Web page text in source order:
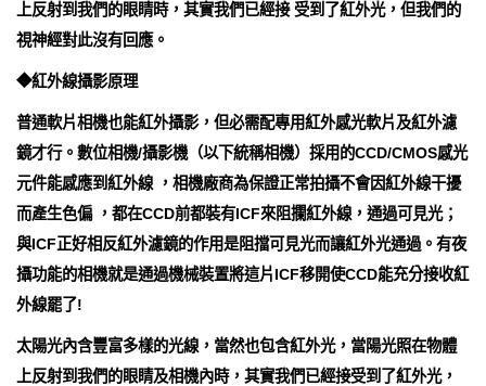
上反射到我們的眼睛時，其實我們已經接 受到了紅外光，但我們的
視神經對此沒有回應。
◆紅外線攝影原理
普通軟片相機也能紅外攝影，但必需配專用紅外感光軟片及紅外濾
鏡才行。數位相機/攝影機（以下統稱相機）採用的CCD/CMOS感光
元件能感應到紅外線 ，相機廠商為保證正常拍攝不會因紅外線干擾
而產生色偏 ，都在CCD前都裝有ICF來阻攔紅外線，通過可見光；
與ICF正好相反紅外濾鏡的作用是阻擋可見光而讓紅外光通過。有夜
攝功能的相機就是通過機械裝置將這片ICF移開使CCD能充分接收紅
外線罷了!
太陽光內含豐富多樣的光線，當然也包含紅外光，當陽光照在物體
上反射到我們的眼睛及相機內時，其實我們已經接受到了紅外光，